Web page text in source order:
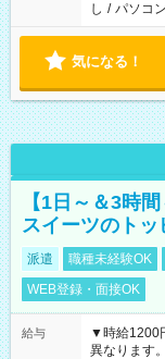
し / パソコ
気になる！
【1日～＆3時
スイーツのトッ
派遣 職種未経験OK
WEB登録・面接OK
給与
▼時給1200
異なります。